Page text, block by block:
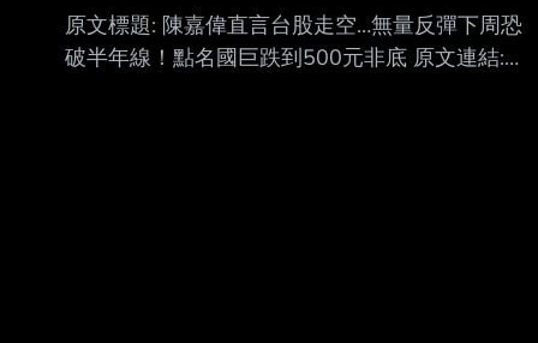
原文標題: 陳嘉偉直言台股走空…無量反彈下周恐
破半年線！點名國巨跌到500元非底 原文連結: